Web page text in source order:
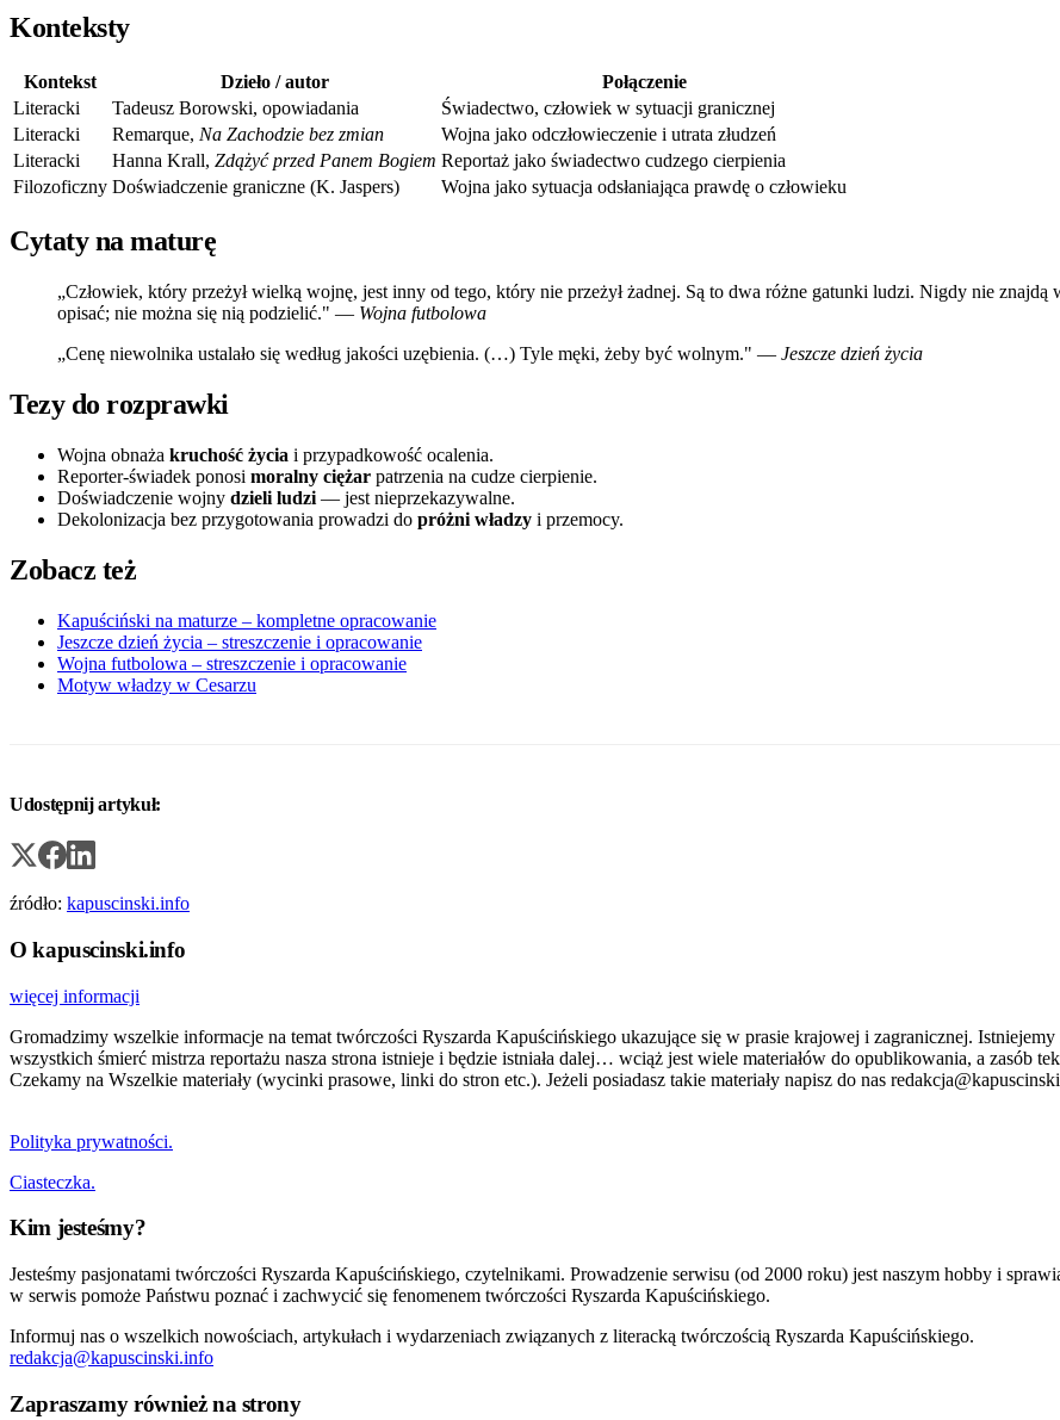
Konteksty
Kontekst Dzieło / autor
Połączenie
Literacki
Tadeusz Borowski, opowiadania
Świadectwo, człowiek w sytuacji granicznej
Literacki
Remarque, Na Zachodzie bez zmian
Wojna jako odczłowieczenie i utrata złudzeń
Literacki
Hanna Krall, Zdążyć przed Panem Bogiem Reportaż jako świadectwo cudzego cierpienia
Filozoficzny Doświadczenie graniczne (K. Jaspers) Wojna jako sytuacja odsłaniająca prawdę o człowieku
Cytaty na maturę
„Człowiek, który przeżył wielką wojnę, jest inny od tego, który nie przeżył żadnej. Są to dwa różne gatunki ludzi. Nigdy nie
opisać; nie można się nią podzielić." — Wojna futbolowa
„Cenę niewolnika ustalało się według jakości uzębienia. (…) Tyle męki, żeby być wolnym." — Jeszcze dzień życia
Tezy do rozprawki
Wojna obnaża kruchość życia i przypadkowość ocalenia.
Reporter-świadek ponosi moralny ciężar patrzenia na cudze cierpienie.
Doświadczenie wojny dzieli ludzi — jest nieprzekazywalne.
Dekolonizacja bez przygotowania prowadzi do próżni władzy i przemocy.
Zobacz też
Kapuściński na maturze – kompletne opracowanie
Jeszcze dzień życia – streszczenie i opracowanie
Wojna futbolowa – streszczenie i opracowanie
Motyw władzy w Cesarzu
Udostępnij artykuł:
źródło: kapuscinski.info
O kapuscinski.info
więcej informacji
Gromadzimy wszelkie informacje na temat twórczości Ryszarda Kapuścińskiego ukazujące się w prasie krajowej i zagranicznej.
wszystkich śmierć mistrza reportażu nasza strona istnieje i będzie istniała dalej… wciąż jest wiele materiałów do opublikowania, a zasób
Czekamy na Wszelkie materiały (wycinki prasowe, linki do stron etc.). Jeżeli posiadasz takie materiały napisz do nas
Polityka prywatności.
Ciasteczka.
Kim jesteśmy?
Jesteśmy pasjonatami twórczości Ryszarda Kapuścińskiego, czytelnikami. Prowadzenie serwisu (od 2000 roku) jest naszym hobby i
w serwis pomoże Państwu poznać i zachwycić się fenomenem twórczości Ryszarda Kapuścińskiego.
Informuj nas o wszelkich nowościach, artykułach i wydarzeniach związanych z literacką twórczością Ryszarda Kapuścińskiego.
redakcja@kapuscinski.info
Zapraszamy również na strony